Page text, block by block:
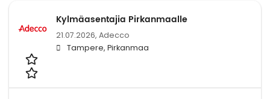
Kylmäasentajia Pirkanmaalle
21.07.2026, Adecco
Tampere, Pirkanmaa